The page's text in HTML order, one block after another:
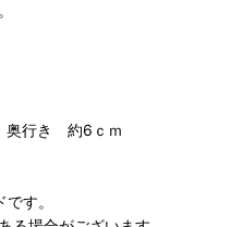
き 約6ｃｍ
す。